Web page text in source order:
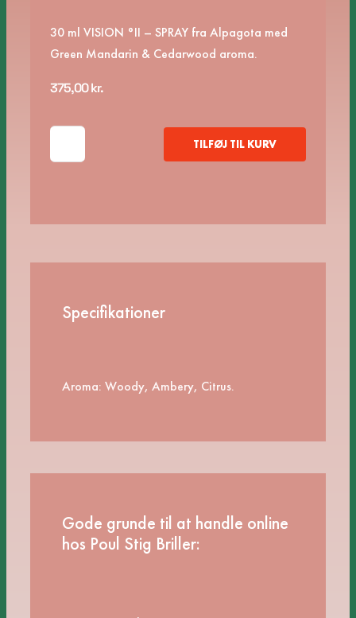
30 ml VISION °II – SPRAY fra Alpagota med
Green Mandarin & Cedarwood aroma.
375,00kr.
fra
3
TILFØJ TIL KURV
Specifikationer
Aroma: Woody, Ambery, Citrus.
Gode grunde til at handle online
hos Poul Stig Briller: